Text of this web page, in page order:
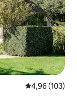
4,96 de uma
4,96 (103)